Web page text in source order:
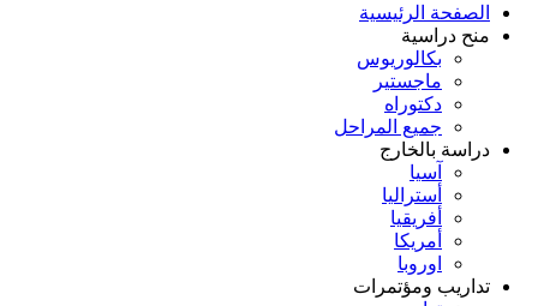
الصفحة الرئيسية
منح دراسية
بكالوريوس
ماجستير
دكتوراه
جميع المراحل
دراسة بالخارج
آسيا
أستراليا
أفريقيا
أمريكا
اوروبا
تداريب ومؤتمرات